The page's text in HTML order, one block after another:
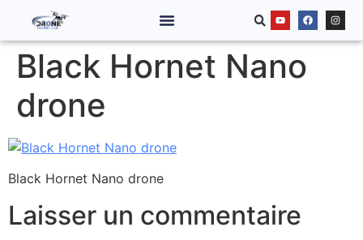
Black Hornet Nano
drone
Black Hornet Nano drone
Laisser un commentaire